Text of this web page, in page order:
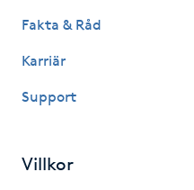
Lashlift Keratin
Fakta & Råd
Karriär
Support
Villkor